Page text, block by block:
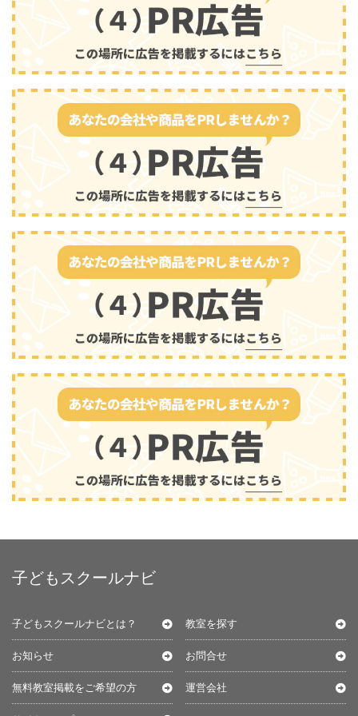
子どもスクールナビ
子どもスクールナビとは？ 教室を探す
お知らせ お問合せ
無料教室掲載をご希望の方 運営会社